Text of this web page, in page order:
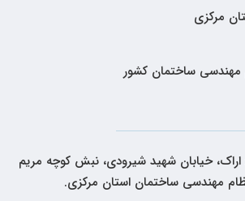
مرکزی
مهندسی ساختمان کشور
خیابان شهید شیرودی، نبش کوچه مریم
مهندسی ساختمان استان مرکزی.